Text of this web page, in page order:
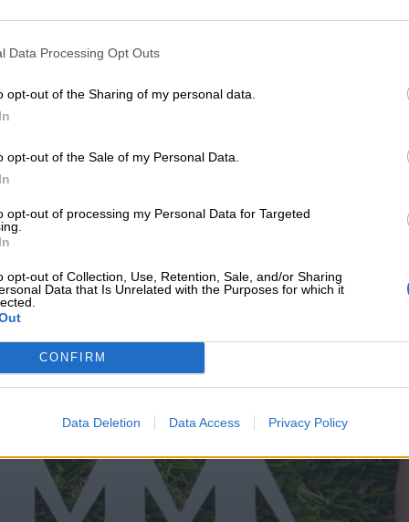
Data Processing Opt Outs
opt-out of the Sharing of my personal data.
opt-out of the Sale of my Personal Data.
opt-out of processing my Personal Data for Targeted
opt-out of Collection, Use, Retention, Sale, and/or Sharing
Data that Is Unrelated with the Purposes for which it
CONFIRM
Data Deletion Data Access Privacy Policy
πολιτική επικαιρότητα
ροή